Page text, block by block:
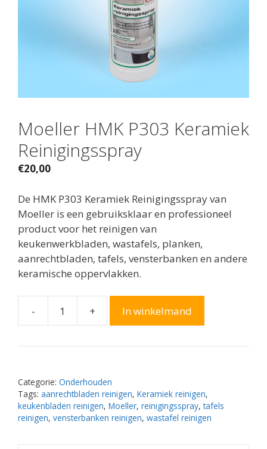
Moeller HMK P303 Keramiek
Reinigingsspray
€20,00
De HMK P303 Keramiek Reinigingsspray van
Moeller is een gebruiksklaar en professioneel
product voor het reinigen van
keukenwerkbladen, wastafels, planken,
aanrechtbladen, tafels, vensterbanken en andere
keramische oppervlakken.
-
Moeller
P303
aantal
+ In winkelmand
Categorie: Onderhouden
Tags: aanrechtbladen reinigen, Keramiek reinigen,
keukenbladen reinigen, Moeller, reinigingsspray,tafels
reinigen, vensterbanken reinigen, wastafel reinigen